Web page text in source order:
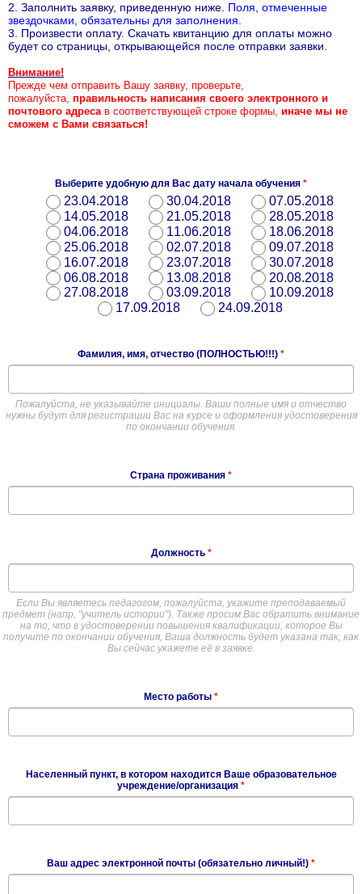
2. Заполнить заявку, приведенную ниже. Поля, отмеченные
звездочками, обязательны для заполнения.
3. Произвести оплату. Скачать квитанцию для оплаты можно
будет со страницы, открывающейся после отправки заявки.
Внимание!
Прежде чем отправить Вашу заявку, проверьте,
пожалуйста, правильность написания своего электронного и
почтового адресав соответствующей строке формы, иначе мы не
сможем с Вами связаться!
Выберите удобную для Вас дату начала обучения *
23.04.2018 30.04.2018
07.05.2018
14.05.2018
21.05.2018
28.05.2018
04.06.2018
11.06.2018
18.06.2018
25.06.2018
02.07.2018
09.07.2018
16.07.2018
23.07.2018
30.07.2018
06.08.2018
13.08.2018
20.08.2018
27.08.2018
03.09.2018
10.09.2018
17.09.2018
24.09.2018
Фамилия, имя, отчество (ПОЛНОСТЬЮ!!!) *
Пожалуйста, не указывайте инициалы. Ваши полные имя и отчество
нужны будут для регистрации Вас на курсе и оформления удостоверения
по окончании обучения.
Страна проживания *
Должность *
Если Вы являетесь педагогом, пожалуйста, укажите преподаваемый
предмет (напр, "учитель истории"). Также просим Вас обратить внимание
на то, что в удостоверении повышения квалификации, которое Вы
получите по окончании обучения, Ваша должность будет указана так, как
Вы сейчас укажете её в заявке.
Место работы *
Населенный пункт, в котором находится Ваше образовательное
учреждение/организация *
Ваш адрес электронной почты (обязательно личный!) *